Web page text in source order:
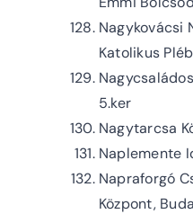
Nagykovácsi
Katolikus
5.ker
Nagytarcsa
Naplemente
Napraforgó
Központ,